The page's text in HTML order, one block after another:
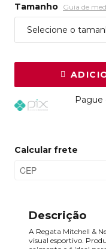
Tamanho Guia de
Selecione o
Pague
Calcular frete
Descrição
A Regata Mitchell &
visual esportivo.